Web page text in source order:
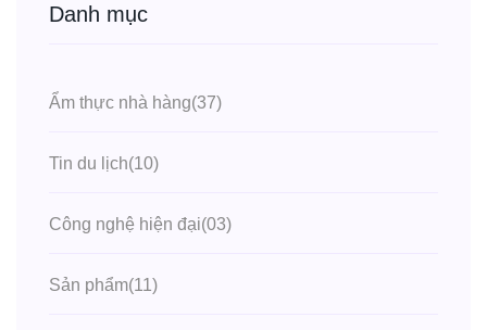
Danh mục
Ẩm thực nhà hàng(37)
Tin du lịch(10)
Công nghệ hiện đại(03)
Sản phẩm(11)